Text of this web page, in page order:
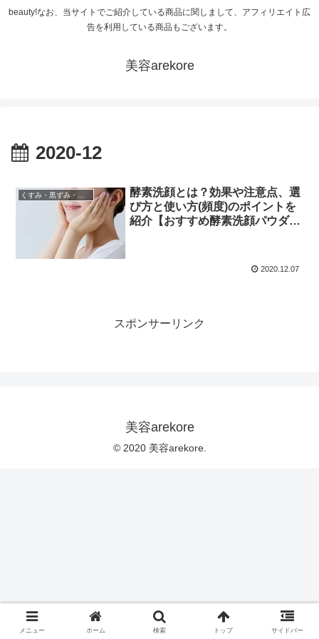
beauty!なお、当サイトでご紹介している商品に関しまして、アフィリエイト広
告を利用している商品もございます。
美容arekore
2020-12
くすみ・黒ずみ・肌トラブル
酵素洗顔とは？効果や注意点、選
び方と使い方(頻度)のポイントを
紹介【おすすめ酵素洗顔パウダー
2020.12.07
スポンサーリンク
美容arekore
© 2020 美容arekore.
メニュー ホーム 検索 トップ サイドバー